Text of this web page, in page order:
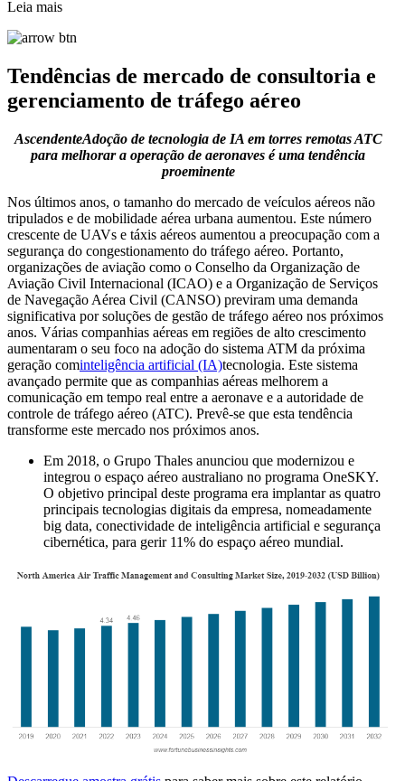
Leia mais
Tendências de mercado de consultoria e
gerenciamento de tráfego aéreo
AscendenteAdoção de tecnologia de IA em torres remotas ATC
para melhorar a operação de aeronaves é uma tendência
proeminente
Nos últimos anos, o tamanho do mercado de veículos aéreos não
tripulados e de mobilidade aérea urbana aumentou. Este número
crescente de UAVs e táxis aéreos aumentou a preocupação com a
segurança do congestionamento do tráfego aéreo. Portanto,
organizações de aviação como o Conselho da Organização de
Aviação Civil Internacional (ICAO) e a Organização de Serviços
de Navegação Aérea Civil (CANSO) previram uma demanda
significativa por soluções de gestão de tráfego aéreo nos próximos
anos. Várias companhias aéreas em regiões de alto crescimento
aumentaram o seu foco na adoção do sistema ATM da próxima
geração cominteligência artificial (IA)tecnologia. Este sistema
avançado permite que as companhias aéreas melhorem a
comunicação em tempo real entre a aeronave e a autoridade de
controle de tráfego aéreo (ATC). Prevê-se que esta tendência
transforme este mercado nos próximos anos.
Em 2018, o Grupo Thales anunciou que modernizou e
integrou o espaço aéreo australiano no programa OneSKY.
O objetivo principal deste programa era implantar as quatro
principais tecnologias digitais da empresa, nomeadamente
big data, conectividade de inteligência artificial e segurança
cibernética, para gerir 11% do espaço aéreo mundial.